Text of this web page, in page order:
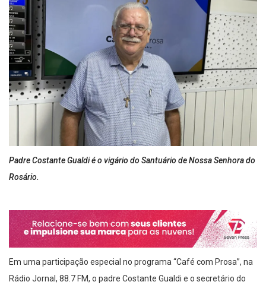
Padre Costante Gualdi é o vigário do Santuário de Nossa Senhora do
Rosário.
Em uma participação especial no programa “Café com Prosa”, na
Rádio Jornal, 88.7 FM, o padre Costante Gualdi e o secretário do